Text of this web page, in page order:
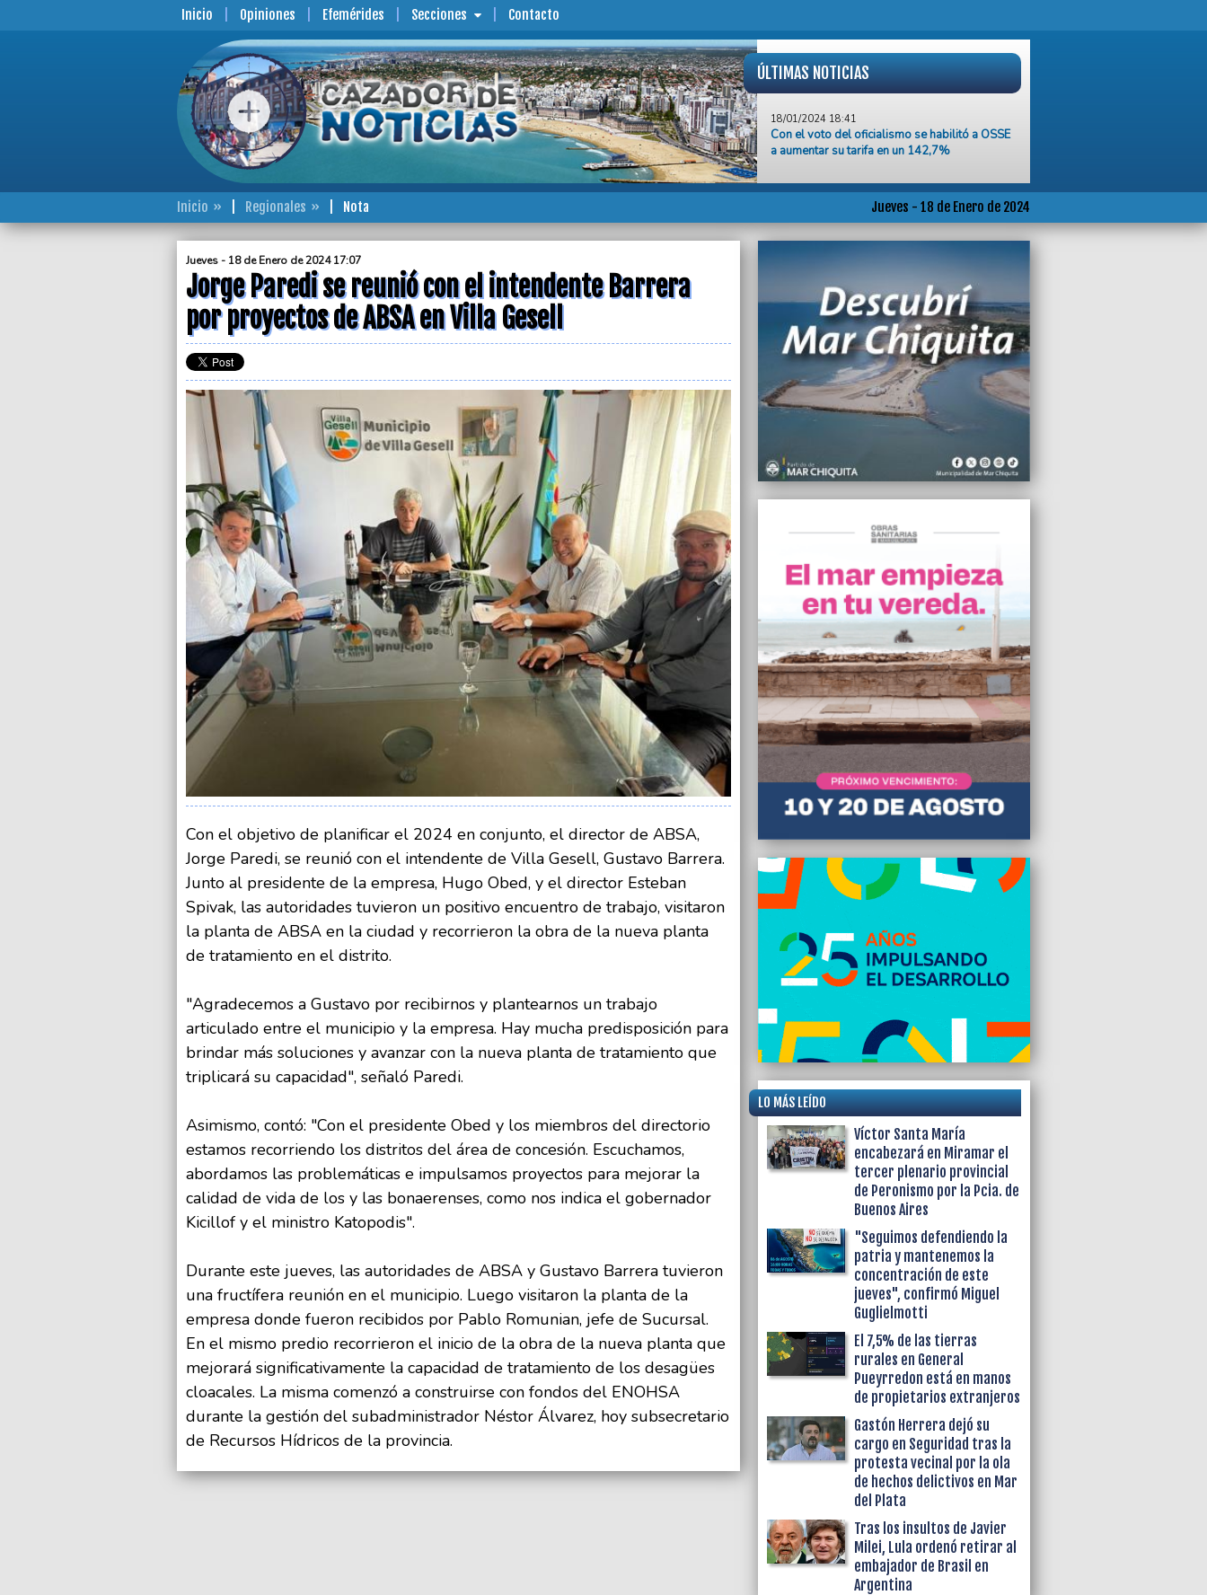
Inicio Opiniones Efemérides Secciones Contacto
ÚLTIMAS NOTICIAS
Con el voto del oficialismo se habilitó a OSSE
a aumentar su tarifa en un 142,7%
La mayoría automática de Juntos por el
Cambio convalidó el aumento de las tasas
18/01/2024 17:22
"Milei está errando el rumbo, si vienen por
nosotros nos vamos a defender", afirmó Luis
18/01/2024 17:10
Por unanimidad, el HCD declaró Ciudadano
Ilustre a Florencio Aldrey
18/01/2024 17:09
“En Osse, fundieron a la Coca Cola”, fustigó el
edil libertario Emiliano Recalt
Jorge Paredi se reunió con el intendente
Barrera por proyectos de ABSA en Villa
Gesell
Bancarios cierran un nuevo aumento y el
18/01/2024 17:01
Nuevo récord, el dólar blue volvió a subir y
trepó a $1.253 para la venta en Mar del Plata
18/01/2024 11:31
Desde FACAF dicen que el DNU perjudica la
esencia misma de la farmacia Argentina
18/01/2024 11:15
Mercado Libre recibe más de USD 100
millones por año de subsidios impositivos del
Estado argentino
Jueves - 18 de Enero de 2024
Inicio Regionales Nota
Jueves - 18 de Enero de 2024 17:07
Jorge Paredi se reunió con el intendente Barrera
por proyectos de ABSA en Villa Gesell
Con el objetivo de planificar el 2024 en conjunto, el director de ABSA,
Jorge Paredi, se reunió con el intendente de Villa Gesell, Gustavo Barrera.
Junto al presidente de la empresa, Hugo Obed, y el director Esteban
Spivak, las autoridades tuvieron un positivo encuentro de trabajo, visitaron
la planta de ABSA en la ciudad y recorrieron la obra de la nueva planta
de tratamiento en el distrito.
"Agradecemos a Gustavo por recibirnos y plantearnos un trabajo
articulado entre el municipio y la empresa. Hay mucha predisposición para
brindar más soluciones y avanzar con la nueva planta de tratamiento que
triplicará su capacidad", señaló Paredi.
Asimismo, contó: "Con el presidente Obed y los miembros del directorio
estamos recorriendo los distritos del área de concesión. Escuchamos,
abordamos las problemáticas e impulsamos proyectos para mejorar la
calidad de vida de los y las bonaerenses, como nos indica el gobernador
Kicillof y el ministro Katopodis".
Durante este jueves, las autoridades de ABSA y Gustavo Barrera tuvieron
una fructífera reunión en el municipio. Luego visitaron la planta de la
empresa donde fueron recibidos por Pablo Romunian, jefe de Sucursal.
En el mismo predio recorrieron el inicio de la obra de la nueva planta que
mejorará significativamente la capacidad de tratamiento de los desagües
cloacales. La misma comenzó a construirse con fondos del ENOHSA
durante la gestión del subadministrador Néstor Álvarez, hoy subsecretario
de Recursos Hídricos de la provincia.
LO MÁS LEÍDO
Víctor Santa María
encabezará en Miramar el
tercer plenario provincial
de Peronismo por la Pcia. de
Buenos Aires
"Seguimos defendiendo la
patria y mantenemos la
concentración de este
jueves", confirmó Miguel
Guglielmotti
El 7,5% de las tierras
rurales en General
Pueyrredon está en manos
de propietarios extranjeros
Gastón Herrera dejó su
cargo en Seguridad tras la
protesta vecinal por la ola
de hechos delictivos en Mar
del Plata
Tras los insultos de Javier
Milei, Lula ordenó retirar al
embajador de Brasil en
Argentina